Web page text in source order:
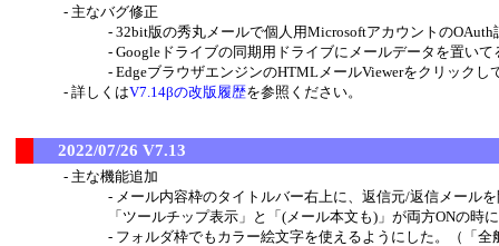
主なバグ修正
32bit版の秀丸メールで個人用Microsoftアカウントの
Googleドライブの同期用ドライブにメールデータを置い
EdgeブラウザエンジンのHTMLメールViewerをクリック
詳しくはV7.14βの改版履歴を参照ください。
2022/07/26 V7.13
主な機能追加
メール内容枠のタイトルバー右上に、返信元/返信メール
「ツールチップ表示」と「(メール本文も)」が両方ONの時
フォルダ枠でもカラー絵文字を使えるようにした。（「